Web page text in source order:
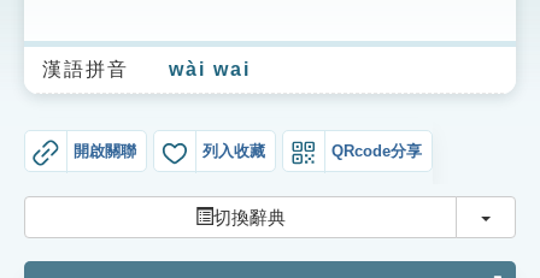
生字詞彙表
成語故事
索引選單
漢語拼音 wài wai
開啟關聯 列入收藏 QRcode分享
切換辭典 切換